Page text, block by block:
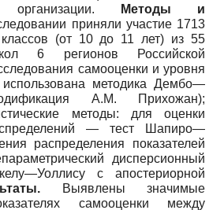
организации.
Методы и
приняли участие 1713
(от 10 до 11 лет) из 55
6 регионов Российской
самооценки и уровня
методика Дембо—
А.М. Прихожан);
методы: для оценки
— тест Шапиро—
распределения показателей
дисперсионный
с апостериорной
Выявлены значимые
самооценки между